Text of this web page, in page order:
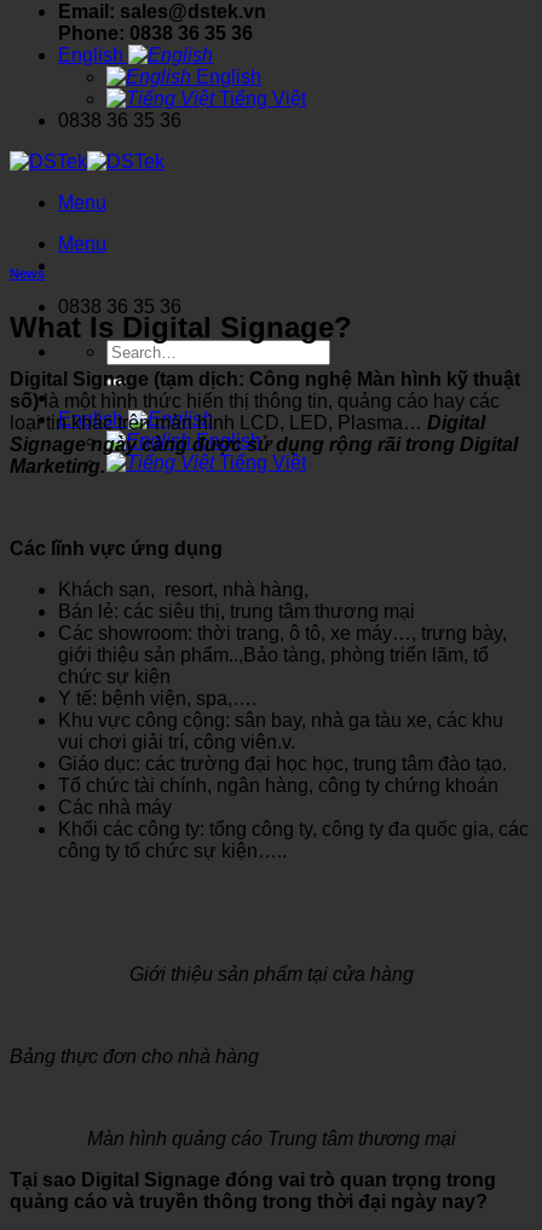
Email: sales@dstek.vn
Phone: 0838 36 35 36
English
English
Tiếng Việt
0838 36 35 36
Menu
Menu
0838 36 35 36
Search
for:
English
English
Tiếng Việt
News
What Is Digital Signage?
Digital Signage (tạm dịch: Công nghệ Màn hình kỹ thuật
số)là một hình thức hiển thị thông tin, quảng cáo hay các
loại tin khác trên màn hình LCD, LED, Plasma… Digital
Signage ngày càng được sử dụng rộng rãi trong Digital
Marketing.
Các lĩnh vực ứng dụng
Khách sạn, resort, nhà hàng,
Bán lẻ: các siêu thị, trung tâm thương mại
Các showroom: thời trang, ô tô, xe máy…, trưng bày,
giới thiệu sản phẩm..,Bảo tàng, phòng triển lãm, tổ
chức sự kiện
Y tế: bệnh viện, spa,….
Khu vực công cộng: sân bay, nhà ga tàu xe, các khu
vui chơi giải trí, công viên.v.
Giáo dục: các trường đại học học, trung tâm đào tạo.
Tổ chức tài chính, ngân hàng, công ty chứng khoán
Các nhà máy
Khối các công ty: tổng công ty, công ty đa quốc gia, các
công ty tổ chức sự kiện…..
Giới thiệu sản phẩm tại cửa hàng
Bảng thực đơn cho nhà hàng
Màn hình quảng cáo Trung tâm thương mại
Tại sao Digital Signage đóng vai trò quan trọng trong
quảng cáo và truyền thông trong thời đại ngày nay?